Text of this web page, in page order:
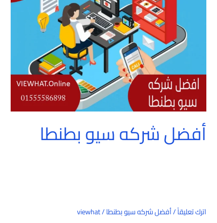
أفضل شركه سيو بطنطا
اترك تعليقاً/أفضل شركه سيو بطنطا/
viewhat